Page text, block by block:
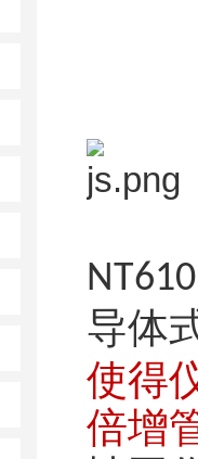
NT610
导体
使得
倍增